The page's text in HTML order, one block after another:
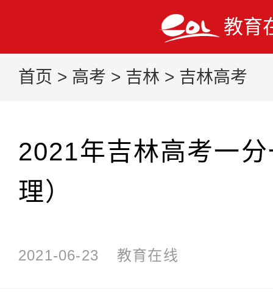
教育
首页 > 高考 > 吉林 > 吉林高考
2021年吉林高考一
理）
2021-06-23 教育在线